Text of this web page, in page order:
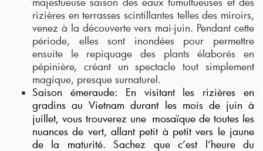
rizières en terrasses scintillantes telles des miroirs,
venez à la découverte vers mai-juin. Pendant cette
période, elles sont inondées pour permettre
ensuite le repiquage des plants élaborés en
pépinière, créant un spectacle tout simplement
magique, presque surnaturel.
Saison émeraude: En visitant les rizières en
gradins au Vietnam durant les mois de juin à
juillet, vous trouverez une mosaïque de toutes les
nuances de vert, allant petit à petit vers le jaune
de la maturité. Sachez que c’est l’heure du